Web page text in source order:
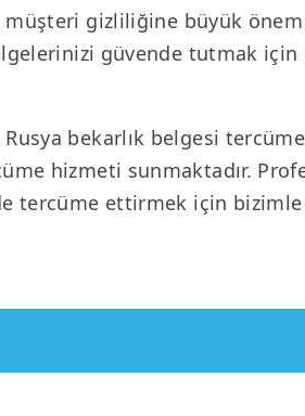
müşteri gizliliğine büyük
güvende tutmak
bekarlık belgesi
hizmeti sunmaktadır.
tercüme ettirmek için bizimle